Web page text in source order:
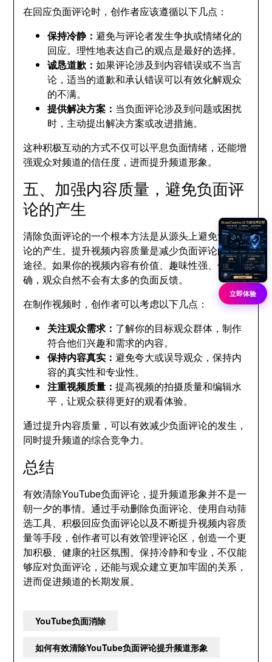
在回应负面评论时，创作者应该遵循以下几点：
保持冷静：避免与评论者发生争执或情绪化的
回应。理性地表达自己的观点是最好的选择。
诚恳道歉：如果评论涉及到内容错误或不当言
论，适当的道歉和承认错误可以有效化解观众
的不满。
提供解决方案： 当负面评论涉及到问题或困扰
时，主动提出解决方案或改进措施。
这种积极互动的方式不仅可以平息负面情绪，还能增
强观众对频道的信任度，进而提升频道形象。
五、加强内容质量，避免负面评
论的产生
清除负面评论的一个根本方法是从源头上避免负面评
论的产生。提升视频内容质量是减少负面评论的有效
途径。如果你的视频内容有价值、趣味性强、信息准
确，观众自然不会有太多的负面反馈。
在制作视频时，创作者可以考虑以下几点：
关注观众需求： 了解你的目标观众群体，制作
符合他们兴趣和需求的内容。
保持内容真实：避免夸大或误导观众，保持内
容的真实性和专业性。
注重视频质量：提高视频的拍摄质量和编辑水
平，让观众获得更好的观看体验。
通过提升内容质量，可以有效减少负面评论的发生，
同时提升频道的综合竞争力。
总结
有效清除YouTube负面评论，提升频道形象并不是一
朝一夕的事情。通过手动删除负面评论、使用自动筛
选工具、积极回应负面评论以及不断提升视频内容质
量等手段，创作者可以有效管理评论区，创造一个更
加积极、健康的社区氛围。保持冷静和专业，不仅能
够应对负面评论，还能与观众建立更加牢固的关系，
进而促进频道的长期发展。
YouTube负面消除
如何有效清除YouTube负面评论提升频道形象
立即体验